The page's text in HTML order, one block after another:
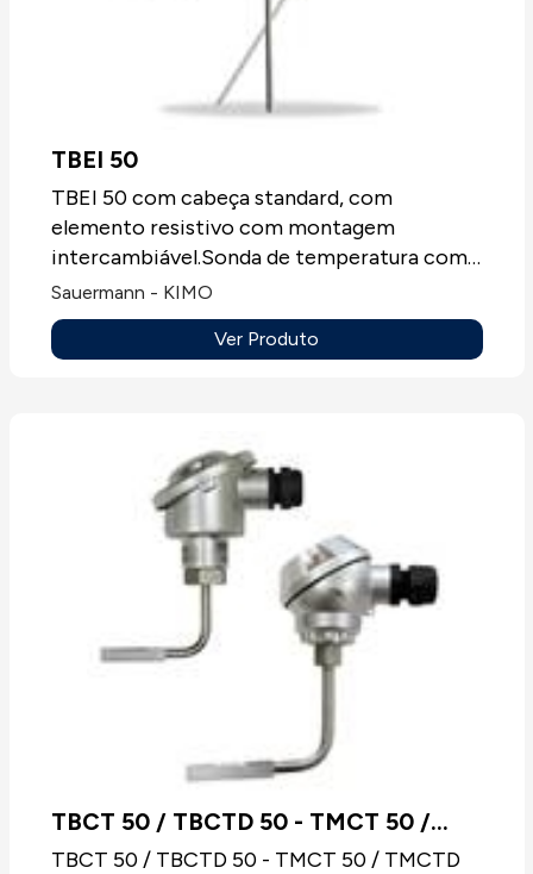
TBEI 50
TBEI 50 com cabeça standard, com
elemento resistivo com montagem
intercambiável.Sonda de temperatura com
elemento sensível PT100, PT100 ou NTC,
entre outras, montagem para conduta ou
bainhas, sempre sem mostrador.
Sauermann - KIMO
Ver Produto
TBCT 50 / TBCTD 50 - TMCT 50 /
TMCTD 50
TBCT 50 / TBCTD 50 - TMCT 50 / TMCTD